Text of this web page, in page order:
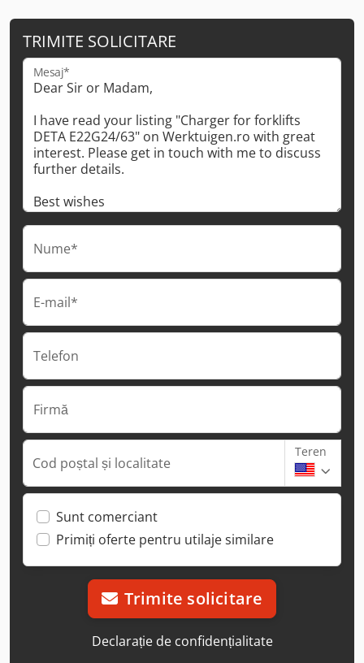
TRIMITE SOLICITARE
Mesaj*
Nume*
E-mail*
Telefon
Firmă
Cod poștal și localitate
Teren
Sunt comerciant
Primiți oferte pentru utilaje similare
Trimite solicitare
Declarație de confidențialitate